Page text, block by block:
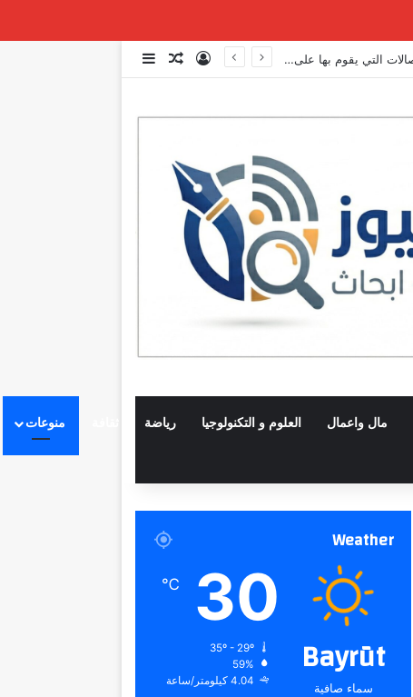
عاجل | مصادر بعبدا: الوفد الاميركي تمنّى على الوفدين وقف التفاوض لاستكمال بعض الاتصالات التي يقوم بها على صعيد المفاوضات تسجيل الدخول
مقال عشوائي
إضافة عمود جانبي
مال واعمال العلوم و التكنولوجيا رياضة منوعات
Weather
Bayrūt
سماء صافية
30
℃
59%
4.04 كيلومتر/ساعة